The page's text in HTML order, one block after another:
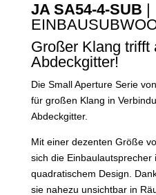
JA SA54-4-SUB
Großer Klang trifft
Abdeckgitter!
Die Small Aperture Serie
für großen Klang in
Abdeckgitter.
Mit einer dezenten Größe
sich die
quadratischem Design.
sie nahezu unsichtbar in